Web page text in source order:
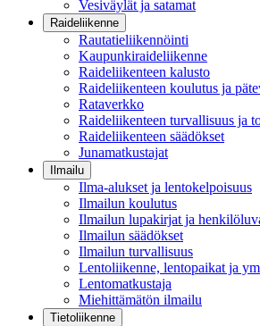
Vesiväylät ja satamat
Raideliikenne
Rautatieliikennöinti
Kaupunkiraideliikenne
Raideliikenteen kalusto
Raideliikenteen koulutus ja
Rataverkko
Raideliikenteen turvallisuus ja
Raideliikenteen säädökset
Junamatkustajat
Ilmailu
Ilma-alukset ja lentokelpoisuus
Ilmailun koulutus
Ilmailun lupakirjat ja
Ilmailun säädökset
Ilmailun turvallisuus
Lentoliikenne, lentopaikat ja
Lentomatkustaja
Miehittämätön ilmailu
Tietoliikenne